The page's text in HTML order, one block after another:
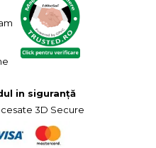
in siguranță
3D Secure